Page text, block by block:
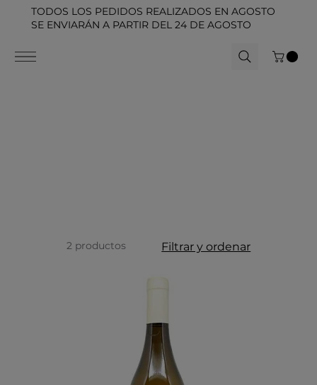
TODOS LOS PEDIDOS REALIZADOS EN AGOSTO
SE ENVIARÁN A PARTIR DEL 24 DE AGOSTO
2 productos Filtrar y ordenar